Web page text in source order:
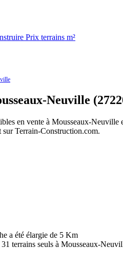
Prix terrains m²
Neuville
en vente à Mousseaux-Neuville
surTerrain-Construction.com.
a été élargie de 5 Km
31 terrains seuls à Mousseaux-